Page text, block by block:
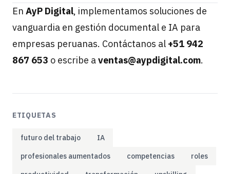
En AyP Digital, implementamos soluciones de
vanguardia en gestión documental e IA para
empresas peruanas. Contáctanos al +51 942
867 653 o escribe aventas@aypdigital.com.
ETIQUETAS
futuro del trabajo
IA
profesionales aumentados
competencias
roles